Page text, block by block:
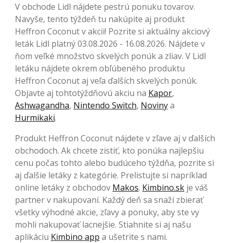
V obchode Lidl nájdete pestrú ponuku tovarov.
Navyše, tento týždeň tu nakúpite aj produkt
Heffron Coconut v akcii! Pozrite si aktuálny akciový
leták Lidl platný 03.08.2026 - 16.08.2026. Nájdete v
ňom veľké množstvo skvelých ponúk a zliav. V Lidl
letáku nájdete okrem obľúbeného produktu
Heffron Coconut aj veľa ďalších skvelých ponúk.
Objavte aj tohtotýždňovú akciu na Kapor,
Ashwagandha, Nintendo Switch, Novinya
Hurmikaki.
Produkt Heffron Coconut nájdete v zľave aj v ďalších
obchodoch. Ak chcete zistiť, kto ponúka najlepšiu
cenu počas tohto alebo budúceho týždňa, pozrite si
aj ďalšie letáky z kategórie. Prelistujte si napríklad
online letáky z obchodov Makos. Kimbino.sk je váš
partner v nakupovaní. Každý deň sa snaží zbierať
všetky výhodné akcie, zľavy a ponuky, aby ste vy
mohli nakupovať lacnejšie. Stiahnite si aj našu
aplikáciu Kimbino app a ušetrite s nami.